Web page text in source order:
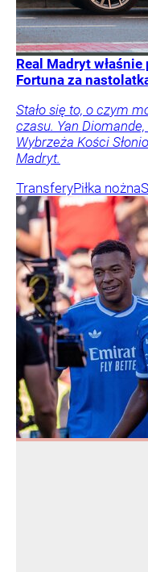
Real Madryt
Fortuna za
Stało się to, o czym
czasu. Yan
Wybrzeża Kości
Madryt.
TransferyPiłka nożna